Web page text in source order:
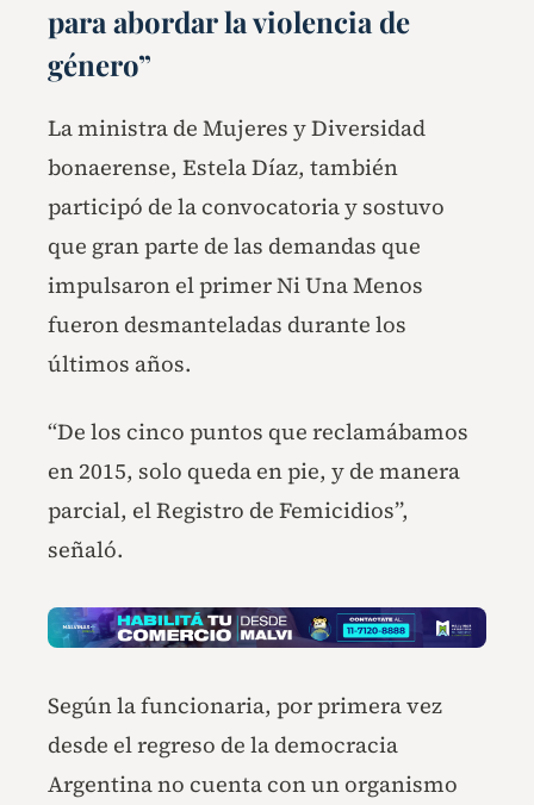
para abordar la violencia de
género”
La ministra de Mujeres y Diversidad
bonaerense, Estela Díaz, también
participó de la convocatoria y sostuvo
que gran parte de las demandas que
impulsaron el primer Ni Una Menos
fueron desmanteladas durante los
últimos años.
“De los cinco puntos que reclamábamos
en 2015, solo queda en pie, y de manera
parcial, el Registro de Femicidios”,
señaló.
Según la funcionaria, por primera vez
desde el regreso de la democracia
Argentina no cuenta con un organismo